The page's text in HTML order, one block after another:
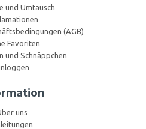
und Umtausch
(AGB)
Favoriten
und Schnäppchen
uns